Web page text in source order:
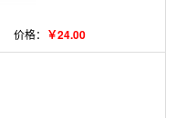
价格： ￥24.00